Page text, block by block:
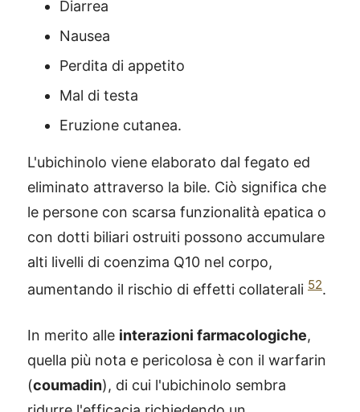
Diarrea
Nausea
Perdita di appetito
Mal di testa
Eruzione cutanea.
L'ubichinolo viene elaborato dal fegato ed
eliminato attraverso la bile. Ciò significa che
le persone con scarsa funzionalità epatica o
con dotti biliari ostruiti possono accumulare
alti livelli di coenzima Q10 nel corpo,
aumentando il rischio di effetti collaterali 52.
In merito alle interazioni farmacologiche,
quella più nota e pericolosa è con il warfarin
(coumadin), di cui l'ubichinolo sembra